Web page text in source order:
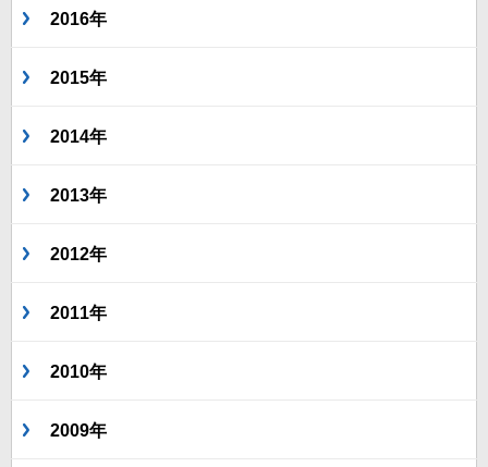
2016年
2015年
2014年
2013年
2012年
2011年
2010年
2009年